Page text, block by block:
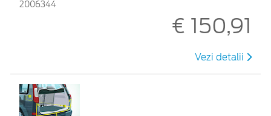
2006344
€ 150,91
Vezi detalii